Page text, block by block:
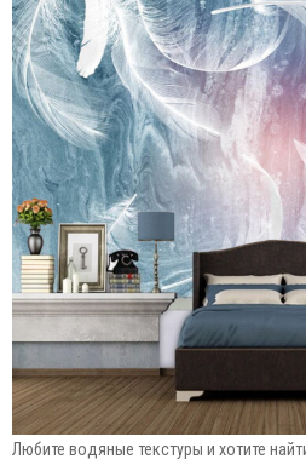
Любите водяные текстуры и хотите